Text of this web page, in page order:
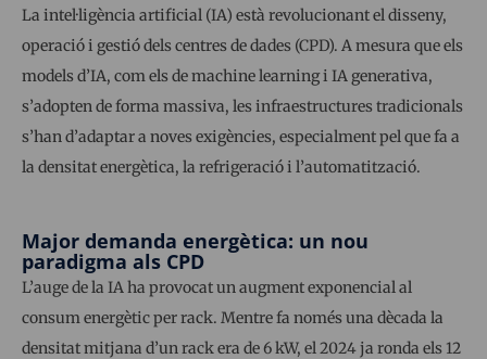
La intel·ligència artificial (IA) està revolucionant el disseny,
operació i gestió dels centres de dades (CPD). A mesura que els
models d’IA, com els de machine learning i IA generativa,
s’adopten de forma massiva, les infraestructures tradicionals
s’han d’adaptar a noves exigències, especialment pel que fa a
la densitat energètica, la refrigeració i l’automatització.
Major demanda energètica: un nou
paradigma als CPD
L’auge de la IA ha provocat un augment exponencial al
consum energètic per rack. Mentre fa només una dècada la
densitat mitjana d’un rack era de 6 kW, el 2024 ja ronda els 12